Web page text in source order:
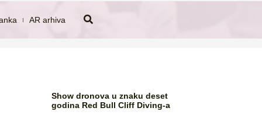
AR arhiva
Show dronova u znaku deset
godina Red Bull Cliff Diving-a